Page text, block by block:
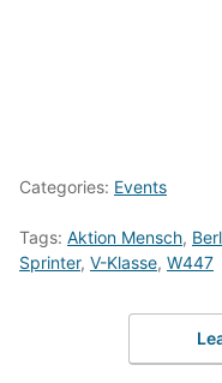
Categories: Events
Tags: Aktion Mensch,
Sprinter, V-Klasse, W447